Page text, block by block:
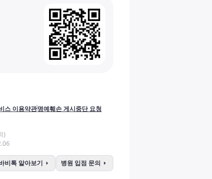
스 이용약관명예훼손 게시중단 요청
)
비톡 알아보기 arrow_right 병원 입점 문의 arrow_right